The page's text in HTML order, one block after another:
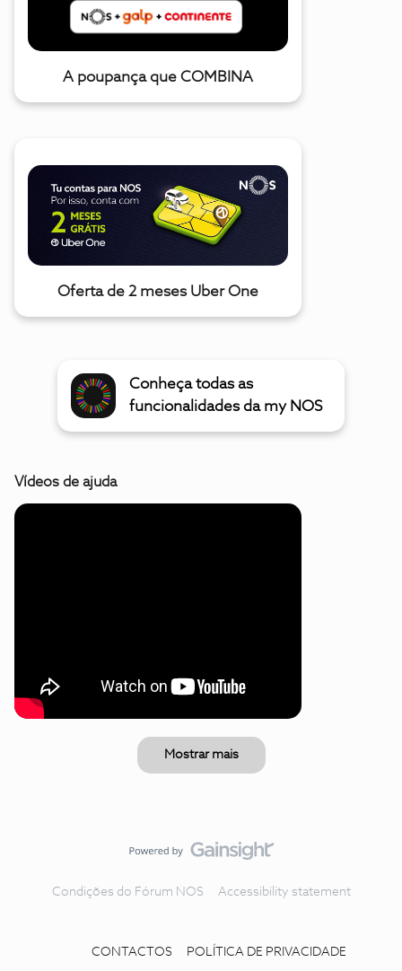
A poupança que COMBINA
Oferta de 2 meses Uber One
Conheça todas as
funcionalidades da my NOS
Vídeos de ajuda
Mostrar mais
Condições do Fórum NOS Accessibility statement
CONTACTOS POLÍTICA DE PRIVACIDADE